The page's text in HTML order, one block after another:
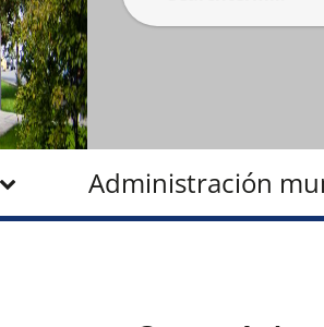
Administración